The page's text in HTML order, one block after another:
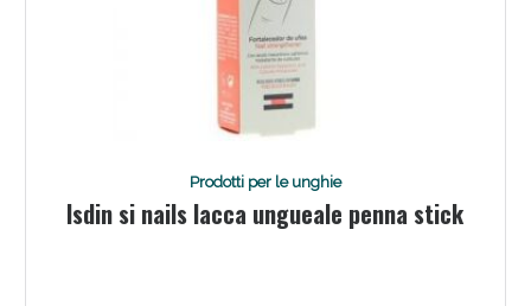
Prodotti per le unghie
Isdin si nails lacca ungueale penna stick